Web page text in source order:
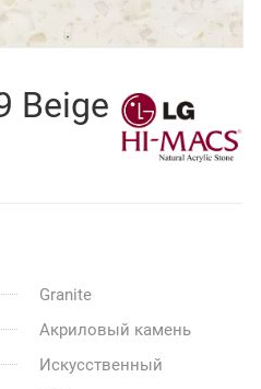
Beige
Granite
Акриловый камень
Искусственный